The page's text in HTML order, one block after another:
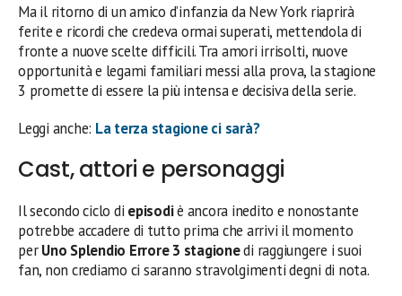
Ma il ritorno di un amico d’infanzia da New York riaprirà
ferite e ricordi che credeva ormai superati, mettendola di
fronte a nuove scelte difficili. Tra amori irrisolti, nuove
opportunità e legami familiari messi alla prova, la stagione
3 promette di essere la più intensa e decisiva della serie.
Leggi anche: La terza stagione ci sarà?
Cast, attori e personaggi
Il secondo ciclo di episodiè ancora inedito e nonostante
potrebbe accadere di tutto prima che arrivi il momento
perUno Splendio Errore 3 stagionedi raggiungere i suoi
fan, non crediamo ci saranno stravolgimenti degni di nota.